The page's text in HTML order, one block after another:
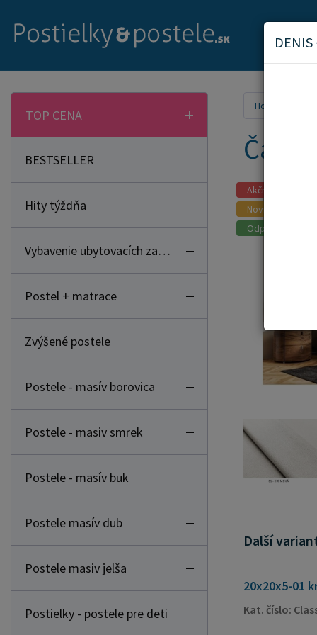
TOP CENA
BESTSELLER
Hity týždňa
Vybavenie ubytovacích zariadení
Postel + matrace
Zvýšené postele
Postele - masív borovica
Postele - masiv smrek
Postele - masív buk
Postele masív dub
Postele masiv jelša
Postielky - postele pre deti
Home
Akčný tovar
Novinka
Odporúčame
Další
20x20x5-01
Kat. číslo:
DENIS